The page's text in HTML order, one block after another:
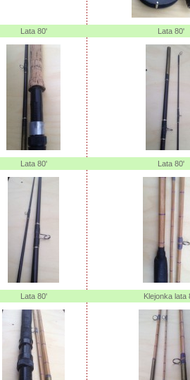
Lata 80' Lata 80'
Lata 80' Lata 80'
Lata 80' Klejonka lata